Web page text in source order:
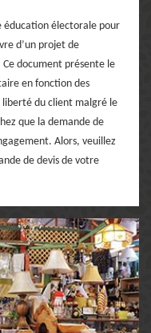
éducation électorale pour
d’un projet de
document présente le
en fonction des
liberté du client malgré le
que la demande de
Alors, veuillez
de devis de votre